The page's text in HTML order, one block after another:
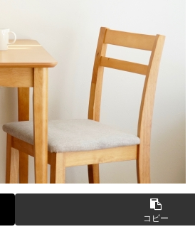
コピー